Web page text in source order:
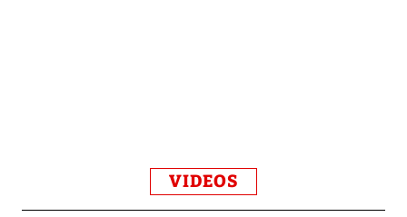
VIDEOS